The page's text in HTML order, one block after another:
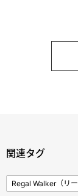
関連タグ
Regal Walker（リ